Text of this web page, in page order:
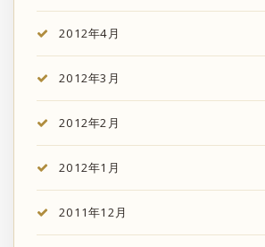
2012年4月
2012年3月
2012年2月
2012年1月
2011年12月